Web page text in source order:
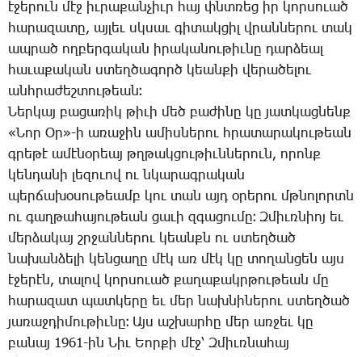
է­ջե­րուն մէջ իւ­րա­քան­չիւր հայ փնտռեց իր կոր­սո­ւած
հա­րա­զա­տը, այ­լեւ սկսաւ գի­տակ­ցիլ վրան­նե­րու տակ
ապ­րած ող­բեր­գա­կան ի­րա­կա­նու­թիւ­նը դար­ձեալ
հա­ւա­քա­կան ստեղ­ծա­գործ կեան­քի վե­րա­ծե­լու
անհ­րա­ժեշ­տու­թեան։
­­Ներ­կայ բա­ցա­ռիկ թի­ւի մեծ բա­ժի­նը կը յատ­կաց­նենք
«­­Նոր Օր»-ի ա­ռա­ջին ա­միս­նե­րու հրա­տա­րա­կու­թեան
գրե­թէ ա­մէ­նօ­րեայ թղթակ­ցու­թիւն­նե­րուն, ո­րոնք
կեն­դա­նի լե­զո­ւով ու նկա­րագրա­կան
պեր­ճա­խօ­սու­թեամբ կու տան այդ օ­րե­րու մթնո­լորտն
ու գաղ­թա­հա­յու­թեան ցա­ւի զգա­ցու­մը։ Զ­միւռ­նիոյ եւ
մեր­ձա­կայ շրջան­նե­րու կեանքն ու ստեղ­ծած
նա­խան­ձե­լի կեն­ցա­ղը մէկ առ մէկ կը տո­ղան­ցեն այս
է­ջե­րէն, տա­լով կոր­սո­ւած քա­ղա­քակր­թու­թեան մը
հա­րա­զատ պատ­կե­րը եւ մեր նախ­նի­նե­րու ստեղ­ծած
յա­ռաջ­դի­մու­թիւ­նը։ Այս աշ­խար­հը մեր առ­ջեւ կը
բա­նայ 1961-ին ­­Նիւ Եոր­քի մէջ՝ Զ­միւռ­նա­հայ